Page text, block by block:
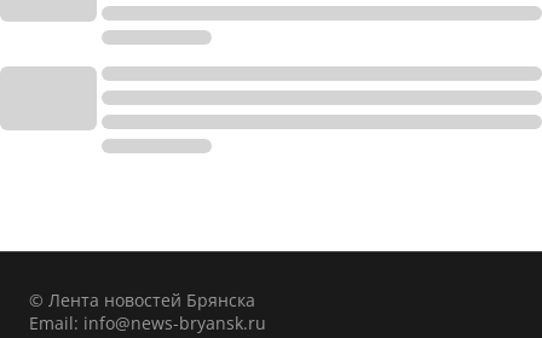
© Лента новостей Брянска
Email: info@news-bryansk.ru